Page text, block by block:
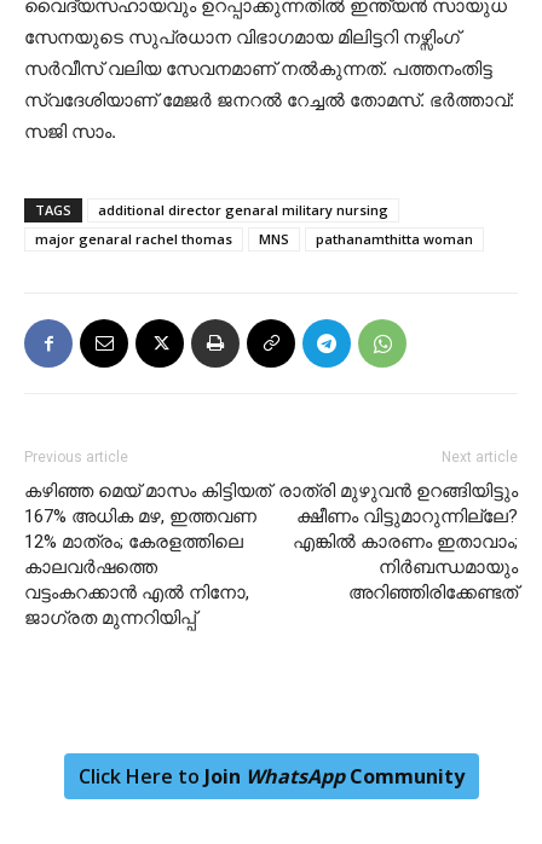
വൈദ്യസഹായവും ഉറപ്പാക്കുന്നതിൽ ഇന്ത്യൻ സായുധ
സേനയുടെ സുപ്രധാന വിഭാഗമായ മിലിട്ടറി നഴ്സിംഗ്
സർവീസ് വലിയ സേവനമാണ് നൽകുന്നത്. പത്തനംതിട്ട
സ്വദേശിയാണ് മേജർ ജനറൽ റേച്ചൽ തോമസ്. ഭർത്താവ്:
സജി സാം.
TAGS
additional director genaral military nursing
major genaral rachel thomas
MNS pathanamthitta woman
Previous article
കഴിഞ്ഞ മെയ് മാസം കിട്ടിയത്
167% അധിക മഴ, ഇത്തവണ
12% മാത്രം; കേരളത്തിലെ
കാലവർഷത്തെ
വട്ടംകറക്കാൻ എൽ നിനോ,
ജാഗ്രത മുന്നറിയിപ്പ്
Next article
രാത്രി മുഴുവൻ ഉറങ്ങിയിട്ടും
ക്ഷീണം വിട്ടുമാറുന്നില്ലേ?
എങ്കിൽ കാരണം ഇതാവാം;
നിർബന്ധമായും
അറിഞ്ഞിരിക്കേണ്ടത്
Click Here to Join WhatsAppCommunity